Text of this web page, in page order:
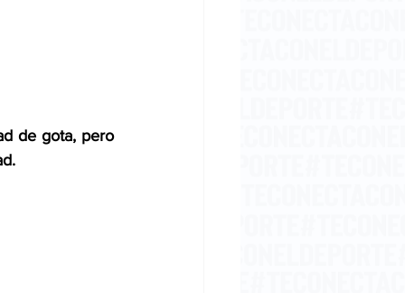
de gota, pero